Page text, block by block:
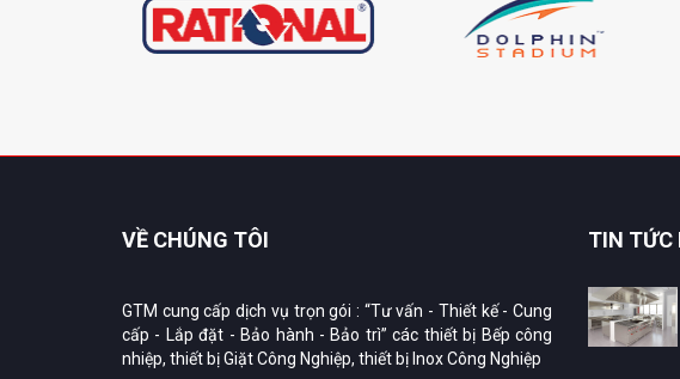
VỀ CHÚNG TÔI
GTM cung cấp dịch vụ trọn gói : “Tư vấn - Thiết kế - Cung
cấp - Lắp đặt - Bảo hành - Bảo trì” các thiết bị Bếp công
nhiệp, thiết bị Giặt Công Nghiệp, thiết bị Inox Công Nghiệp
TIN TỨC